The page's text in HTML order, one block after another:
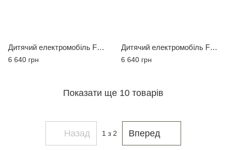
Дитячий електромобіль Fiat Синій
6 640 грн
Дитячий електромобіль Fiat Рожевий
6 640 грн
Показати ще 10 товарів
Назад 1 з 2 Вперед